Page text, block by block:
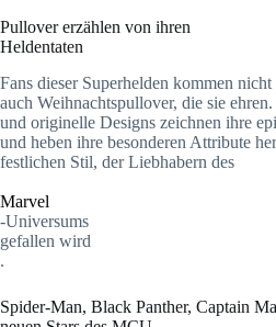
Pullover erzählen von ihren
Heldentaten
Fans dieser Superhelden kommen
auch Weihnachtspullover, die sie
und originelle Designs zeichnen ihre
und heben ihre besonderen Attribute
festlichen Stil, der Liebhabern des
Marvel
-Universums
gefallen wird
.
Spider-Man, Black Panther, Captain